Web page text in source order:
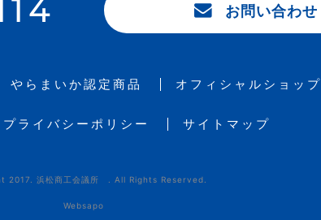
お問い合わせ
やらまいか認定商品 オフィシャルショップ
プライバシーポリシー サイトマップ
2017. 浜松商工会議所 . All Rights Reserved.
Websapo